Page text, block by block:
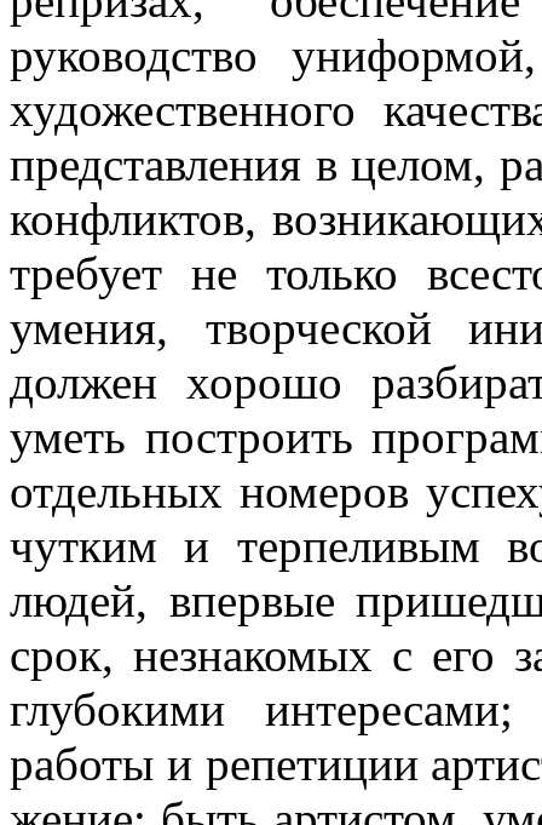
руководство
художественного
представле­ния в целом,
конфликтов,
требует не только
умения, творческой
должен хорошо
уметь построить
отдельных номеров
чутким и терпеливым
людей, впервые
срок, незнакомых с его
глубокими
работы и репетиции